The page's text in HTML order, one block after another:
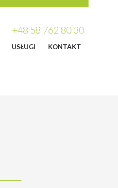
+48 58 762 80 30
USŁUGI KONTAKT